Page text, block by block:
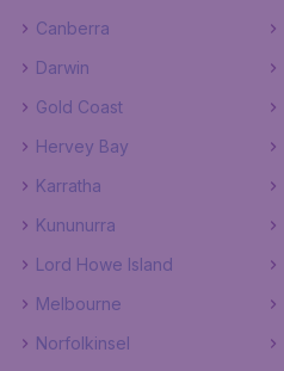
Canberra
Darwin
Gold Coast
Hervey Bay
Karratha
Kununurra
Lord Howe Island
Melbourne
Norfolkinsel